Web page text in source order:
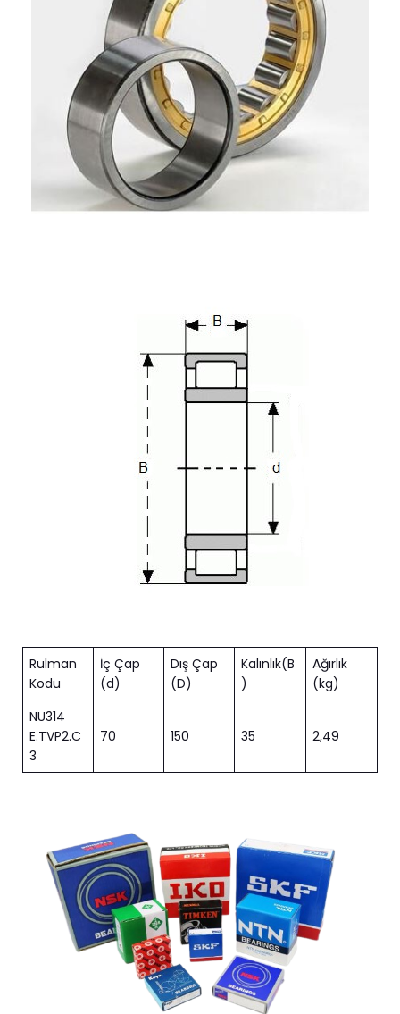
Rulman
Kodu
İç Çap
(d)
Dış Çap
(D)
Kalınlık(B
)
Ağırlık
(kg)
NU314
E.TVP2.C
3
70 150 35 2,49